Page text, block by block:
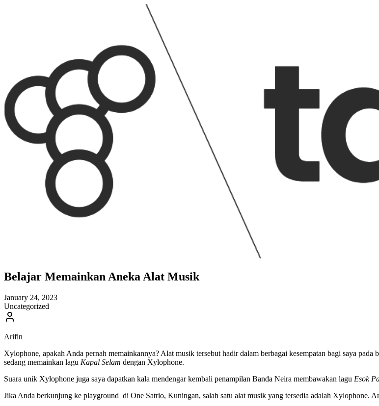
Belajar Memainkan Aneka Alat Musik
January 24, 2023
Uncategorized
Arifin
Xylophone, apakah Anda pernah memainkannya? Alat musik tersebut hadir dalam berbagai kesempatan bagi saya
sedang memainkan lagu Kapal Selam dengan Xylophone.
Suara unik Xylophone juga saya dapatkan kala mendengar kembali penampilan Banda Neira membawakan lagu Esok
Jika Anda berkunjung ke playground di One Satrio, Kuningan, salah satu alat musik yang tersedia adalah Xylophone.